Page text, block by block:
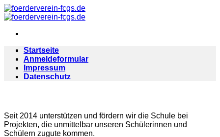
Zum
Inhalt
Startseite
Anmeldeformular
Impressum
Datenschutz
Seit 2014 unterstützen und fördern wir die Schule bei
Projekten, die unmittelbar unseren Schülerinnen und
Schülern zugute kommen.